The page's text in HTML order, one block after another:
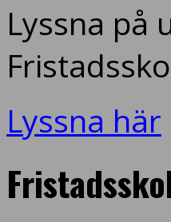
Lyssna på
Lyssna här